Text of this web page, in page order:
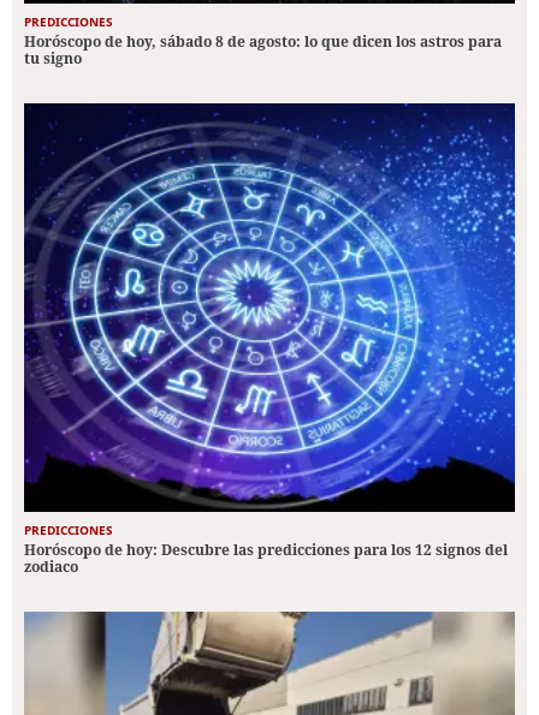
PREDICCIONES
Horóscopo de hoy, sábado 8 de agosto: lo que dicen los astros para
tu signo
PREDICCIONES
Horóscopo de hoy: Descubre las predicciones para los 12 signos del
zodiaco